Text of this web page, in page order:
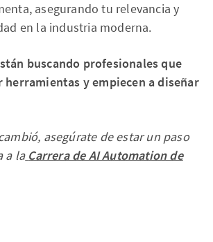
asegurando tu relevancia y
en la industria moderna.
buscando profesionales que
herramientas y empiecen a diseñar
asegúrate de estar un paso
a la Carrera de AI Automation de